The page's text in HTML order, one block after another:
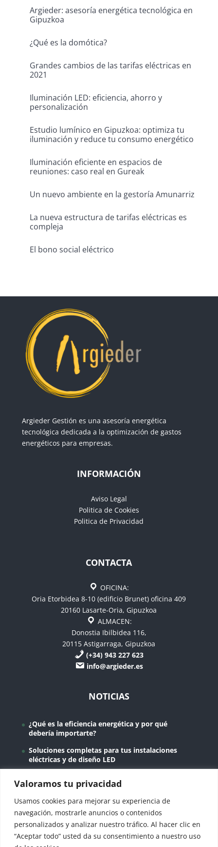
Valoramos tu privacidad
Usamos cookies para mejorar su experiencia de
navegación, mostrarle anuncios o contenidos
personalizados y analizar nuestro tráfico. Al hacer clic en
“Aceptar todo” usted da su consentimiento a nuestro uso
Argieder: asesoría energética tecnológica en
Gipuzkoa
¿Qué es la domótica?
Grandes cambios de las tarifas eléctricas en
2021
Iluminación LED: eficiencia, ahorro y
personalización
Estudio lumínico en Gipuzkoa: optimiza tu
iluminación y reduce tu consumo energético
Iluminación eficiente en espacios de
reuniones: caso real en Gureak
Un nuevo ambiente en la gestoría Amunarriz
La nueva estructura de tarifas eléctricas es
compleja
El bono social eléctrico
Argieder Gestión es una asesoría energética
tecnológica dedicada a la optimización de gastos
energéticos para empresas.
INFORMACIÓN
Aviso Legal
Politica de Cookies
Politica de Privacidad
CONTACTA
OFICINA:
Oria Etorbidea 8-10 (edificio Brunet) oficina 409
20160 Lasarte-Oria, Gipuzkoa
ALMACEN:
Donostia Ibilbidea 116,
20115 Astigarraga, Gipuzkoa
(+34) 943 227 623
info@argieder.es
NOTICIAS
¿Qué es la eficiencia energética y por qué
debería importarte?
Soluciones completas para tus instalaciones
eléctricas y de diseño LED
empresas y viviendas
Proyecto de iluminación LED eficiente en
Industrias Gonasen
La bajada del precio de la luz